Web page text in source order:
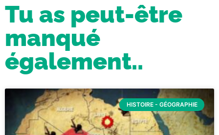
Tu as peut-être
manqué
également..
HISTOIRE - GÉOGRAPHIE